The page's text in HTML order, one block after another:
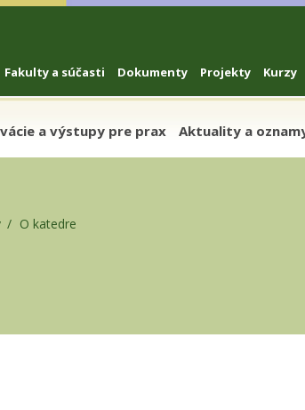
Fakulty a súčasti Dokumenty Projekty Kurzy
a výstupy pre prax Aktuality a
O katedre